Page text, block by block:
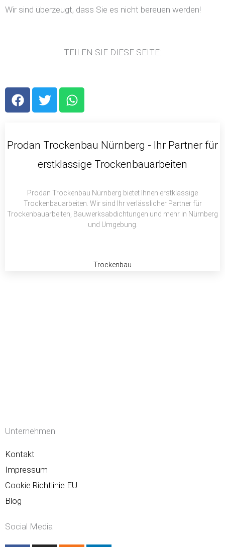
Wir sind überzeugt, dass Sie es nicht bereuen werden!
TEILEN SIE DIESE SEITE:
F
a
b
T
w
t
r
W
h
s
p
Prodan Trockenbau Nürnberg - Ihr Partner für
erstklassige Trockenbauarbeiten
Prodan Trockenbau Nürnberg bietet Ihnen erstklassige
Trockenbauarbeiten. Wir sind Ihr verlässlicher Partner für
Trockenbauarbeiten, Bauwerksabdichtungen und mehr in Nürnberg
und Umgebung.
Trockenbau
Unternehmen
Kontakt
Impressum
Cookie Richtlinie EU
Blog
Social Media